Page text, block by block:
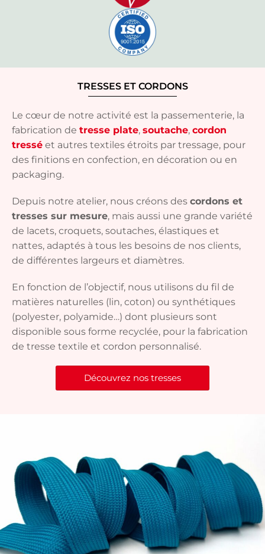
TRESSES ET CORDONS
Le cœur de notre activité est la passementerie, la
fabrication de tresse plate, soutache, cordon
tressé et autres textiles étroits par tressage, pour
des finitions en confection, en décoration ou en
packaging.
Depuis notre atelier, nous créons des cordons et
tresses sur mesure, mais aussi une grande variété
de lacets, croquets, soutaches, élastiques et
nattes, adaptés à tous les besoins de nos clients,
de différentes largeurs et diamètres.
En fonction de l’objectif, nous utilisons du fil de
matières naturelles (lin, coton) ou synthétiques
(polyester, polyamide…) dont plusieurs sont
disponible sous forme recyclée, pour la fabrication
de tresse textile et cordon personnalisé.
Découvrez nos tresses